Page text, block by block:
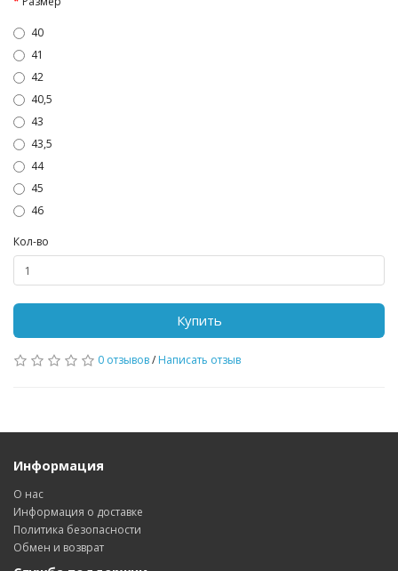
40
41
42
40,5
43
43,5
44
45
46
Кол-во
Купить
0 отзывов/ Написать отзыв
Информация
О нас
Информация о доставке
Политика безопасности
Обмен и возврат